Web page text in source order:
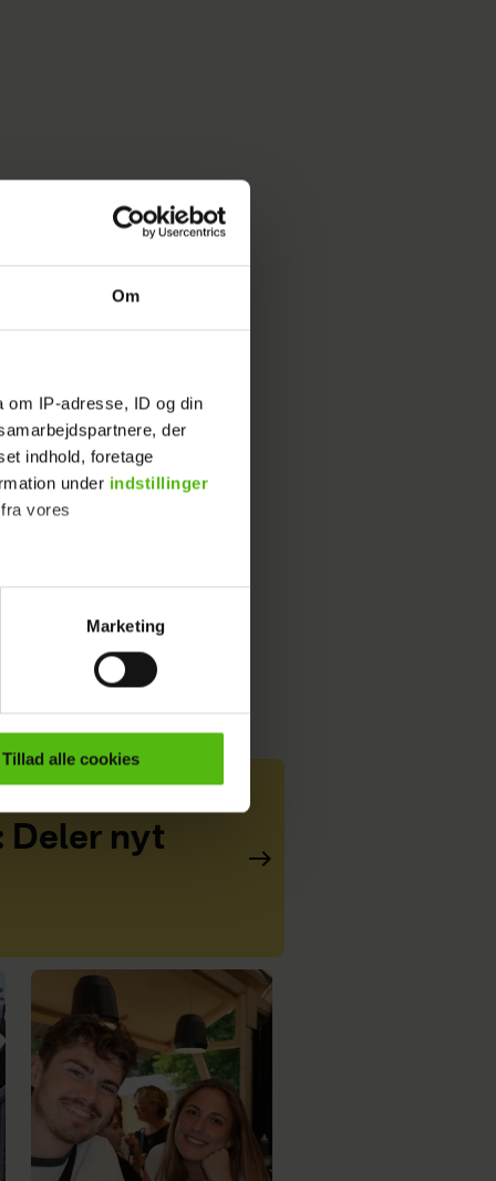
Om
IP-adresse, ID og din
der
indhold, foretage
under indstillinger
vores
indhold til dig.
Vi indsamler data
Marketing
Tillad alle cookies
til et
Deler nyt